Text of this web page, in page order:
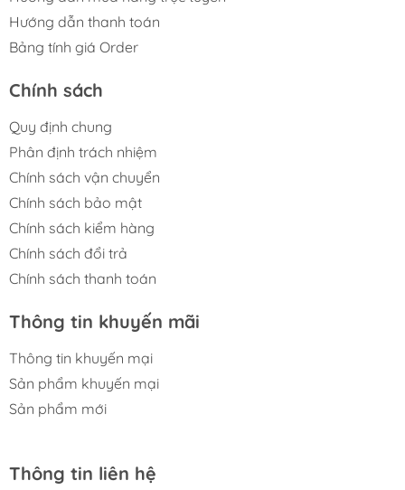
Hướng dẫn thanh toán
Bảng tính giá Order
Chính sách
Quy định chung
Phân định trách nhiệm
Chính sách vận chuyển
Chính sách bảo mật
Chính sách kiểm hàng
Chính sách đổi trả
Chính sách thanh toán
Thông tin khuyến mãi
Thông tin khuyến mại
Sản phẩm khuyến mại
Sản phẩm mới
Thông tin liên hệ